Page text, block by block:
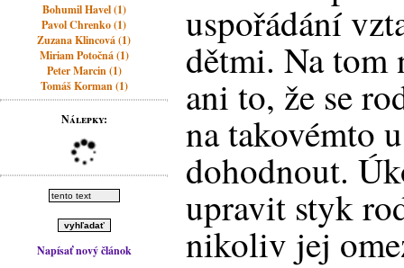
Bohumil Havel (1)
Pavol Chrenko (1)
Zuzana Klincová (1)
Miriam Potočná (1)
Peter Marcin (1)
Tomáš Korman (1)
Nálepky:
Napísať nový článok
uspořádání
dětmi. Na tom
ani to, že se
na takovémto
dohodnout.
upravit styk
nikoliv jej